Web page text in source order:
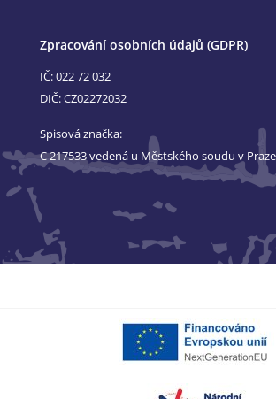
Zpracování osobních údajů (GDPR)
IČ: 022 72 032
DIČ: CZ02272032
Spisová značka:
C 217533 vedená u Městského soudu v Praze